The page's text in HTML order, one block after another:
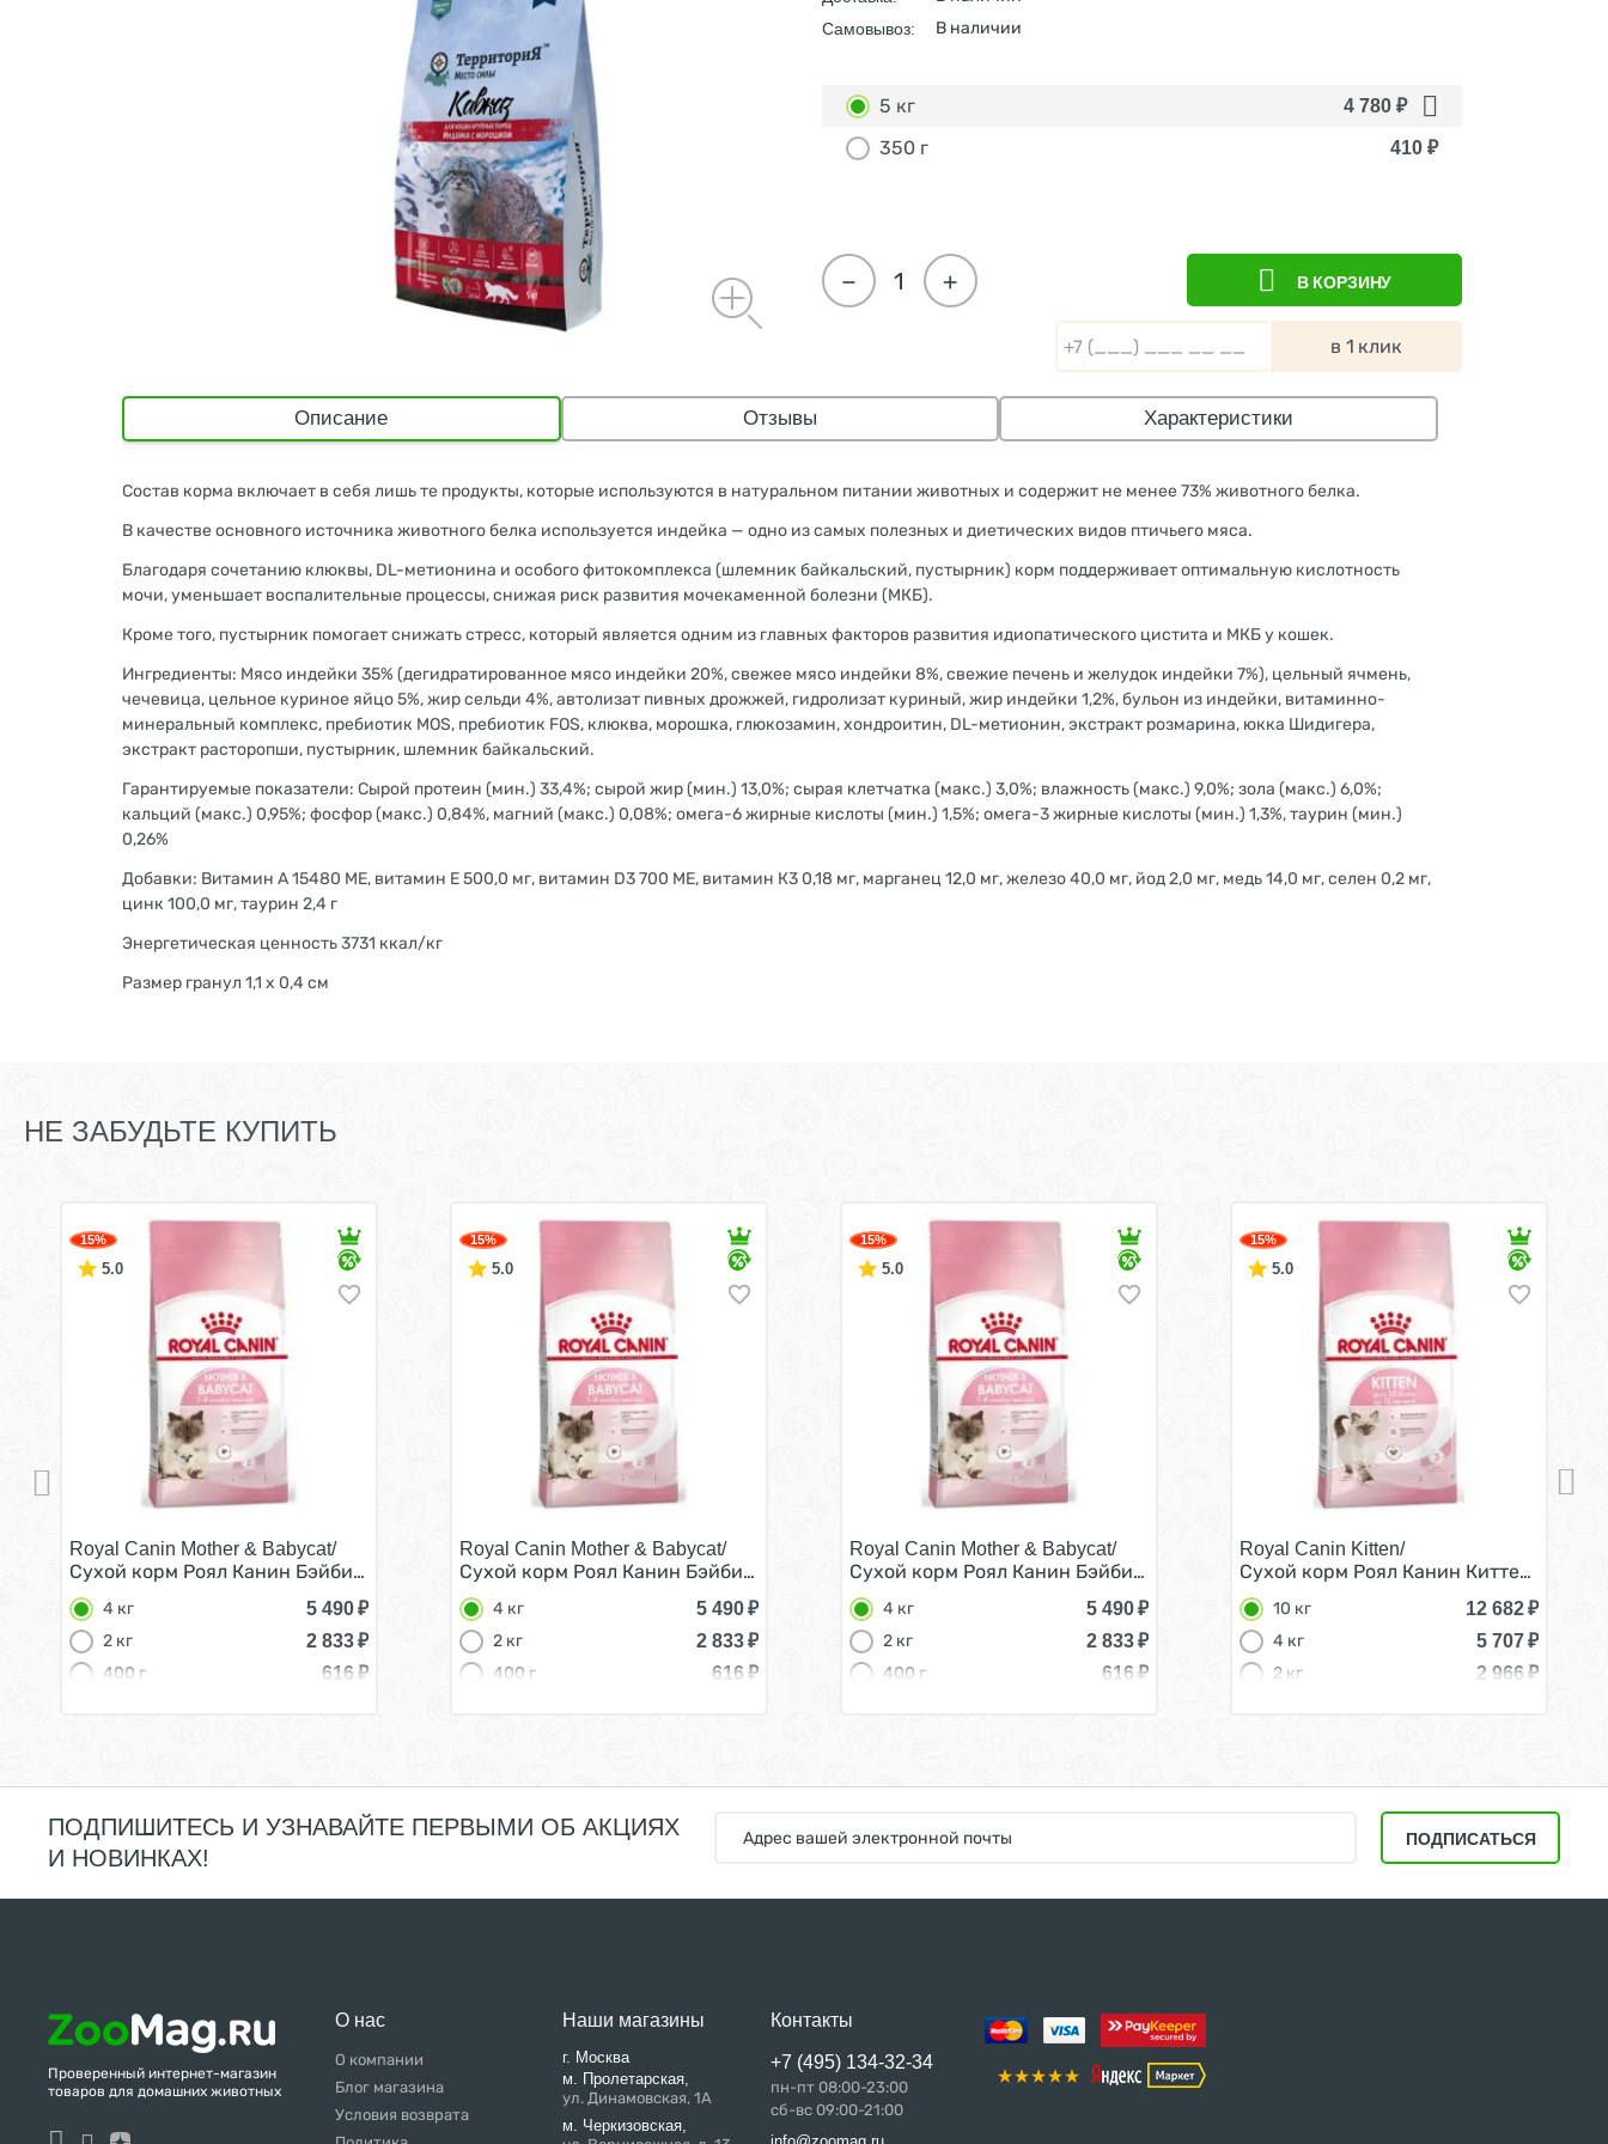
Самовывоз: В наличии
5 кг 4 780 ₽
350 г 410 ₽
+
− В КОРЗИНУ
в 1 клик
Описание Отзывы Характеристики
Состав корма включает в себя лишь те продукты, которые используются в натуральном питании животных и содержит не менее 73% животного белка.
В качестве основного источника животного белка используется индейка — одно из самых полезных и диетических видов птичьего мяса.
Благодаря сочетанию клюквы, DL-метионина и особого фитокомплекса (шлемник байкальский, пустырник) корм поддерживает оптимальную кислотность
мочи, уменьшает воспалительные процессы, снижая риск развития мочекаменной болезни (МКБ).
Кроме того, пустырник помогает снижать стресс, который является одним из главных факторов развития идиопатического цистита и МКБ у кошек.
Ингредиенты: Мясо индейки 35% (дегидратированное мясо индейки 20%, свежее мясо индейки 8%, свежие печень и желудок индейки 7%), цельный ячмень,
чечевица, цельное куриное яйцо 5%, жир сельди 4%, автолизат пивных дрожжей, гидролизат куриный, жир индейки 1,2%, бульон из индейки, витаминно-
минеральный комплекс, пребиотик MOS, пребиотик FOS, клюква, морошка, глюкозамин, хондроитин, DL-метионин, экстракт розмарина, юкка Шидигера,
экстракт расторопши, пустырник, шлемник байкальский.
Гарантируемые показатели: Сырой протеин (мин.) 33,4%; сырой жир (мин.) 13,0%; сырая клетчатка (макс.) 3,0%; влажность (макс.) 9,0%; зола (макс.) 6,0%;
кальций (макс.) 0,95%; фосфор (макс.) 0,84%, магний (макс.) 0,08%; омега-6 жирные кислоты (мин.) 1,5%; омега-3 жирные кислоты (мин.) 1,3%, таурин (мин.)
0,26%
Добавки: Витамин А 15480 МЕ, витамин Е 500,0 мг, витамин D3 700 МЕ, витамин К3 0,18 мг, марганец 12,0 мг, железо 40,0 мг, йод 2,0 мг, медь 14,0 мг, селен 0,2 мг,
цинк 100,0 мг, таурин 2,4 г
Энергетическая ценность 3731 ккал/кг
Размер гранул 1,1 х 0,4 см
НЕ ЗАБУДЬТЕ КУПИТЬ
15%
5.0
Royal Canin Mother & Babycat/
Сухой корм Роял Канин Бэйбикэт для Котят в возрасте от 1 до 4 месяцев 4 кг
4 кг 5 490₽
2 кг
2 833₽
400 г
616 ₽
15%
5.0
Royal Canin Mother & Babycat/
Сухой корм Роял Канин Бэйбикэт для Котят в возрасте от 1 до 4 месяцев 4 кг
4 кг 5 490₽
2 кг
2 833₽
400 г
616 ₽
15%
5.0
Royal Canin Mother & Babycat/
Сухой корм Роял Канин Бэйбикэт для Котят в возрасте от 1 до 4 месяцев 4 кг
4 кг 5 490₽
2 кг
2 833₽
400 г
616 ₽
15%
5.0
Royal Canin Kitten/
Сухой корм Роял Канин Киттен для
10 кг 12 682₽
4 кг
5 707₽
2 кг
2 966 ₽
ПОДПИШИТЕСЬ И УЗНАВАЙТЕ ПЕРВЫМИ ОБ АКЦИЯХ
И НОВИНКАХ!
ПОДПИСАТЬСЯ
Проверенный интернет-магазин
товаров для домашних животных
О нас
О компании
Блог магазина
Условия возврата
Наши магазины
г. Москва
м. Пролетарская,
ул. Динамовская, 1А
м. Черкизовская,
Контакты
+7 (495) 134-32-34
пн-пт 08:00-23:00
сб-вс 09:00-21:00